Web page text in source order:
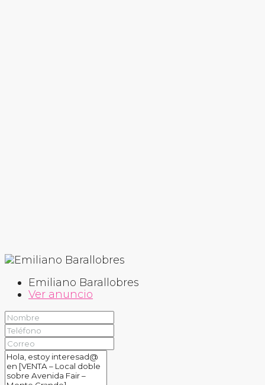
Emiliano Barallobres
Ver anuncio